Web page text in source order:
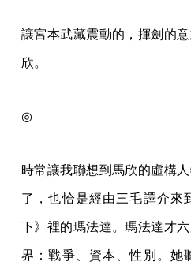
讓宮本武藏震動的，揮劍的
欣。
◎
時常讓我聯想到馬欣的虛構
了，也恰是經由三毛譯介來
下》裡的瑪法達。瑪法達才
界：戰爭、資本、性別。她